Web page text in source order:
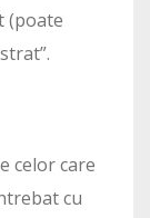
(poate
celor care
cu